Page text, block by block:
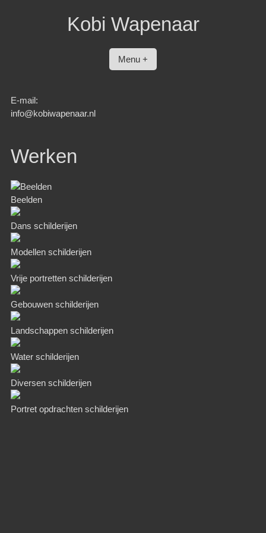
Kobi Wapenaar
Menu +
E-mail:
info@kobiwapenaar.nl
Werken
Beelden
Dans schilderijen
Modellen schilderijen
Vrije portretten schilderijen
Gebouwen schilderijen
Landschappen schilderijen
Water schilderijen
Diversen schilderijen
Portret opdrachten schilderijen